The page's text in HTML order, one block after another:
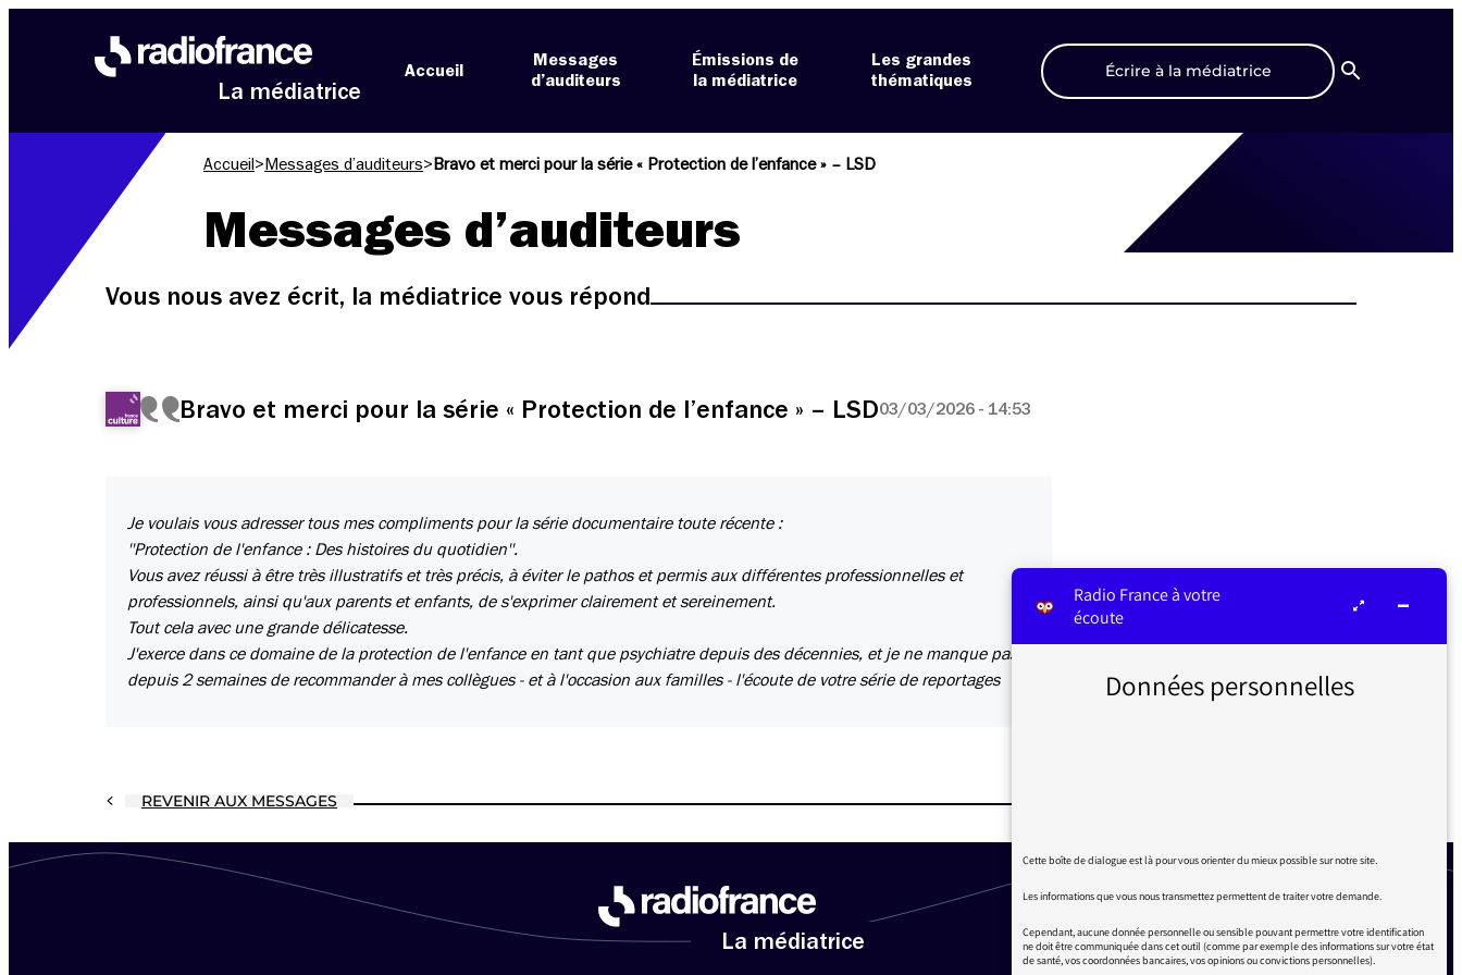
La médiatrice
Accueil
Messages
d’auditeurs
Émissions de
la médiatrice
Les grandes
thématiques
Écrire à la médiatrice
Recherche
Accueil > Messages d’auditeurs> Bravo et merci pour la série « Protection de l’enfance » – LSD
Messages d’auditeurs
Vous nous avez écrit, la médiatrice vous répond
Bravo et merci pour la série « Protection de l’enfance » – LSD03/03/2026 - 14:53
Je voulais vous adresser tous mes compliments pour la série documentaire toute récente :
''Protection de l'enfance : Des histoires du quotidien''.
Vous avez réussi à être très illustratifs et très précis, à éviter le pathos et permis aux différentes professionnelles et
professionnels, ainsi qu'aux parents et enfants, de s'exprimer clairement et sereinement.
Tout cela avec une grande délicatesse.
J'exerce dans ce domaine de la protection de l'enfance en tant que psychiatre depuis des décennies, et je ne manque pas
depuis 2 semaines de recommander à mes collègues - et à l'occasion aux familles - l'écoute de votre série de reportages
REVENIR AUX MESSAGES
La médiatrice
Radio France à votre
écoute
Données personnelles
Cette boîte de dialogue est là pour vous orienter du mieux possible sur notre site.
Les informations que vous nous transmettez permettent de traiter votre demande.
Cependant, aucune donnée personnelle ou sensible pouvant permettre votre identification
ne doit être communiquée dans cet outil (comme par exemple des informations sur votre état
de santé, vos coordonnées bancaires, vos opinions ou convictions personnelles).